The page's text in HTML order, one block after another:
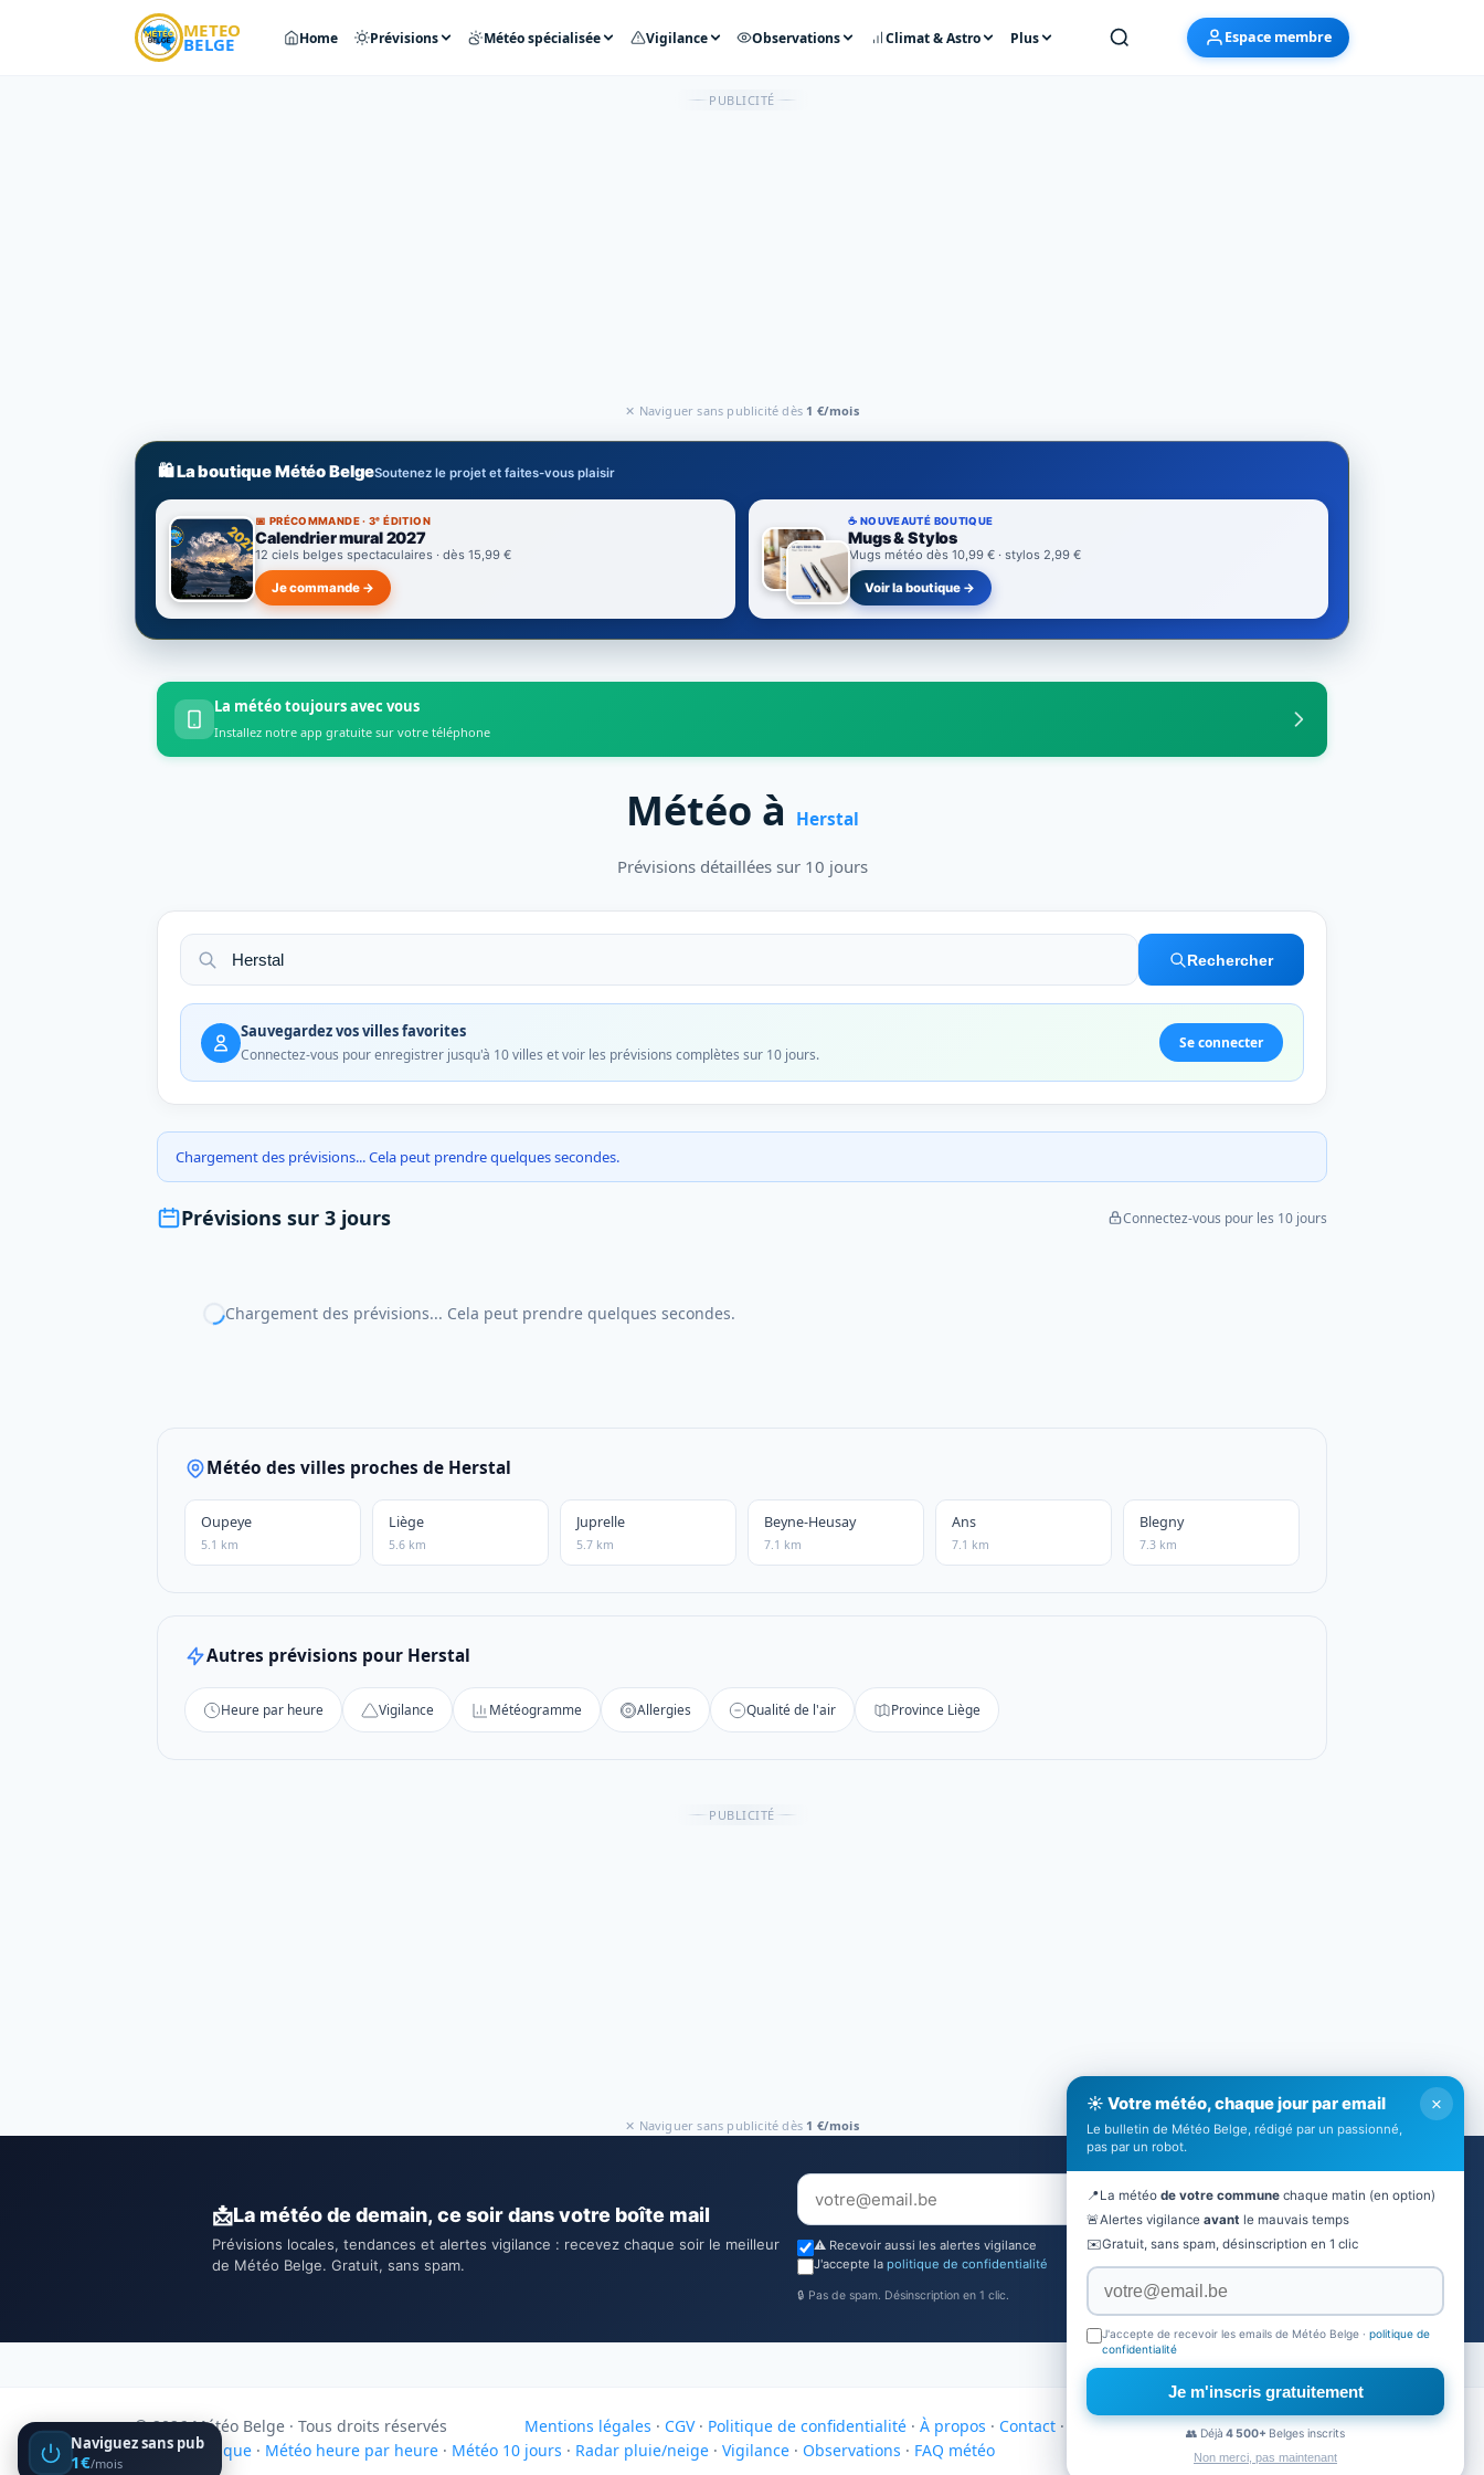
METEO
BELGE Home Prévisions Météo spécialisée Vigilance Observations Climat & Astro Plus Espace membre
PUBLICITÉ
✕ Naviguer sans publicité dès 1 €/mois
🛍️ La boutique Météo BelgeSoutenez le projet et faites-vous plaisir
📅 PRÉCOMMANDE · 3ᵉ ÉDITION
Calendrier mural 2027
12 ciels belges spectaculaires · dès 15,99 €
Je commande →
☕ NOUVEAUTÉ BOUTIQUE
Mugs & Stylos
Mugs météo dès 10,99 € · stylos 2,99 €
Voir la boutique →
La météo toujours avec vous
Installez notre app gratuite sur votre téléphone
Météo à Herstal
Prévisions détaillées sur 10 jours
Rechercher
Sauvegardez vos villes favorites
Connectez-vous pour enregistrer jusqu'à 10 villes et voir les prévisions complètes sur 10 jours.
Se connecter
Chargement des prévisions... Cela peut prendre quelques secondes.
Prévisions sur 3 jours Connectez-vous pour les 10 jours
Chargement des prévisions... Cela peut prendre quelques secondes.
Météo des villes proches de Herstal
Oupeye
5.1 km
Liège
5.6 km
Juprelle
5.7 km
Beyne-Heusay
7.1 km
Ans
7.1 km
Blegny
7.3 km
Autres prévisions pour Herstal
Heure par heure Vigilance Météogramme Allergies Qualité de l'air Province Liège
PUBLICITÉ
✕ Naviguer sans publicité dès 1 €/mois
Naviguez sans pub
1€/mois
📩La météo de demain, ce soir dans votre boîte mail
Prévisions locales, tendances et alertes vigilance : recevez chaque soir le meilleur
de Météo Belge. Gratuit, sans spam.
Je m'inscris
⚠️ Recevoir aussi les alertes vigilance
J'accepte la politique de confidentialité
🔒 Pas de spam. Désinscription en 1 clic.
×
☀️ Votre météo, chaque jour par email
Le bulletin de Météo Belge, rédigé par un passionné,
pas par un robot.
📍La météo de votre commune chaque matin (en option)
🚨Alertes vigilance avant le mauvais temps
✉️Gratuit, sans spam, désinscription en 1 clic
J'accepte de recevoir les emails de Météo Belge · politique de
confidentialité
Je m'inscris gratuitement
👥 Déjà 4 500+ Belges inscrits
Non merci, pas maintenant
© 2026 Météo Belge · Tous droits réservés Mentions légales · CGV· Politique de confidentialité · À propos · Contact · Mon Altitude·Partenaires·Actualités
Météo Belgique · Météo heure par heure · Météo 10 jours · Radar pluie/neige · Vigilance · Observations · FAQ météo Site réalisé par Nexovia